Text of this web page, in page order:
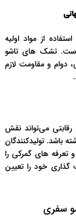
از مواد اولیه
است. تشک‌ های تاشو
دوام و مقاومت لازم
می‌تواند نقش
باشد. تولیدکنندگان
تعرفه‌ های گمرکی را
خود را تعیین
سفری